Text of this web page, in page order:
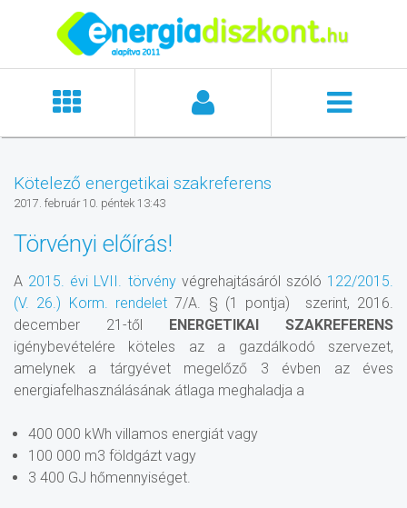
Kötelező energetikai szakreferens
2017. február 10. péntek 13:43
Törvényi előírás!
A 2015. évi LVII. törvényvégrehajtásáról szóló 122/2015.
(V. 26.) Korm. rendelet7/A. § (1 pontja) szerint, 2016.
december 21-től ENERGETIKAI SZAKREFERENS
igénybevételére köteles az a gazdálkodó szervezet,
amelynek a tárgyévet megelőző 3 évben az éves
energiafelhasználásának átlaga meghaladja a
400 000 kWh villamos energiát vagy
100 000 m3 földgázt vagy
3 400 GJ hőmennyiséget.